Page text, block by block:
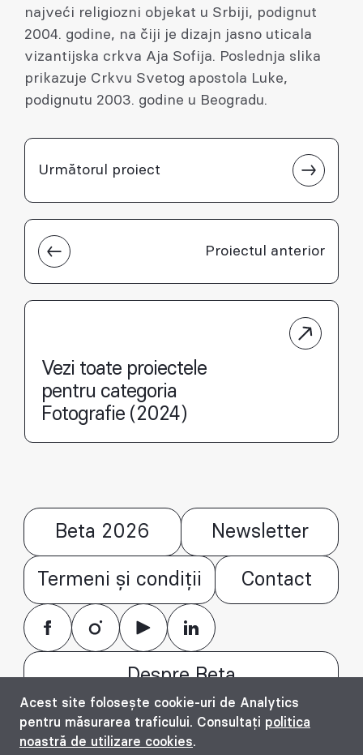
najveći religiozni objekat u Srbiji, podignut
2004. godine, na čiji je dizajn jasno uticala
vizantijska crkva Aja Sofija. Poslednja slika
prikazuje Crkvu Svetog apostola Luke,
podignutu 2003. godine u Beogradu.
Proiectul anterior
Următorul proiect
Vezi toate proiectele
pentru categoria
Fotografie (2024)
Acest site folosește cookie-uri de Analytics
pentru măsurarea traficului. Consultați politica
noastră de utilizare cookies.
Beta 2026 Newsletter
Termeni și condiții Contact
Despre Beta
© Bienala timișoreană de arhitectură Beta
2016 - 2026. All rights reserved.